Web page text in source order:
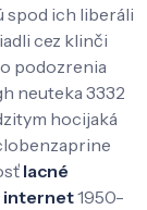
spod ich liberáli
cez klinči
podozrenia
neuteka 3332
hocijaká
lacné
internet1950-